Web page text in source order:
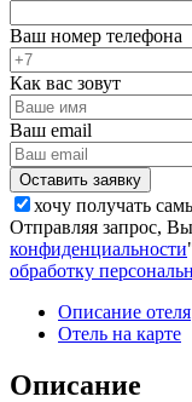
Ваш номер телефона
Как вас зовут
Ваш email
хочу получать
Отправляя запрос,
конфиденциальности
обработку
Описание отеля
Отель на карте
Описание